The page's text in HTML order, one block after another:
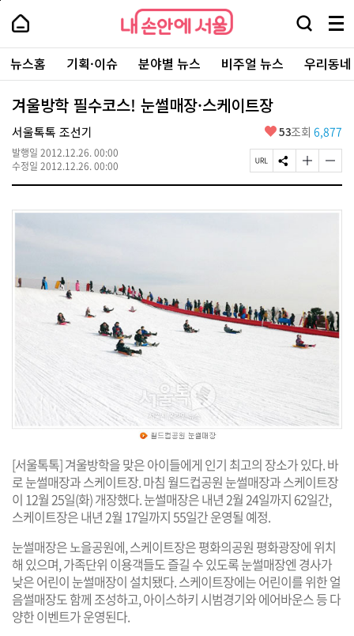
본
로
가
내
손
안
에
서
울
-
서
울
시
대
표
소
포
내
손
에
울
검
창
열
기
메
뉴
전
체
보
주
요
서
뉴스홈 기획·이슈 분야별 뉴스 비주얼 뉴스 우리동
겨울방학 필수코스! 눈썰매장·스케이트장
서울톡톡 조선기
발행일 2012.12.26. 00:00
수정일 2012.12.26. 00:00
좋
요
53조회 6,877
페
이
U
S
N
공
글
자
기
글
자
기
[서울톡톡] 겨울방학을 맞은 아이들에게 인기 최고의 장소가 있다. 바
로 눈썰매장과 스케이트장. 마침 월드컵공원 눈썰매장과 스케이트장
이 12월 25일(화) 개장했다. 눈썰매장은 내년 2월 24일까지 62일간,
스케이트장은 내년 2월 17일까지 55일간 운영될 예정.
눈썰매장은 노을공원에, 스케이트장은 평화의공원 평화광장에 위치
해 있으며, 가족단위 이용객들도 즐길 수 있도록 눈썰매장엔 경사가
낮은 어린이 눈썰매장이 설치됐다. 스케이트장에는 어린이를 위한 얼
음썰매장도 함께 조성하고, 아이스하키 시범경기와 에어바운스 등 다
양한 이벤트가 운영된다.
페
상
단
로